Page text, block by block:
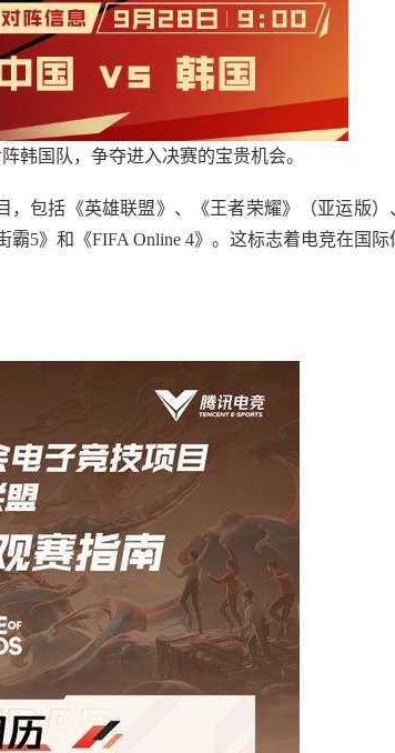
韩国队，争夺进入决赛的宝贵机会。
，包括《英雄联盟》、《王者荣耀》（亚运版）
5》和《FIFA Online 4》。这标志着电竞在国际